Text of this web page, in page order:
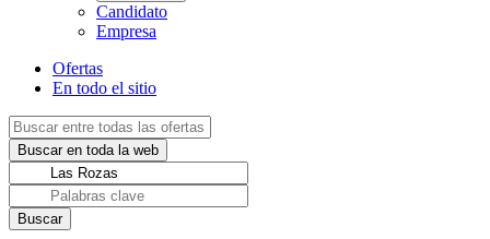
Candidato
Empresa
Ofertas
En todo el sitio